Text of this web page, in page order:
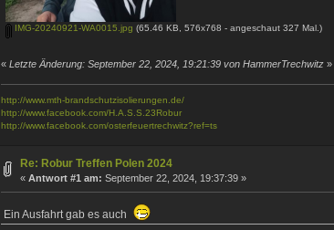
IMG-20240921-WA0015.jpg (65.46 KB, 576x768 - angeschaut 327 Mal.)
«Letzte Änderung: September 22, 2024, 19:21:39 von HammerTrechwitz »
http://www.mth-brandschutzisolierungen.de/
http://www.facebook.com/H.A.S.S.23Robur
http://www.facebook.com/osterfeuertrechwitz?ref=ts
Re: Robur Treffen Polen 2024
«Antwort #1 am: September 22, 2024, 19:37:39 »
Ein Ausfahrt gab es auch